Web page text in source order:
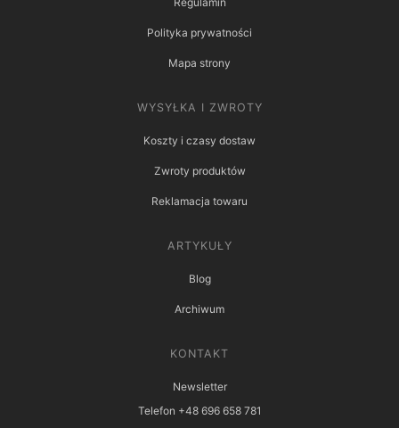
Polityka prywatności
Mapa strony
WYSYŁKA I ZWROTY
Koszty i czasy dostaw
Zwroty produktów
Reklamacja towaru
ARTYKUŁY
Blog
Archiwum
KONTAKT
Newsletter
Telefon +48 696 658 781